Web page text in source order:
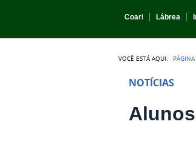
Coari
Lábrea
VOCÊ ESTÁ AQUI:
NOTÍCIAS